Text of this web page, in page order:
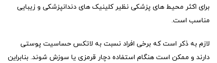
برای اکثر محیط های پزشکی نظیر کلینیک های دندانپزشکی و زیبایی
مناسب است.
لازم به ذکر است که برخی افراد نسبت به لاتکس حساسیت پوستی
دارند و ممکن است هنگام استفاده دچار قرمزی یا سوزش شوند. بنابراین